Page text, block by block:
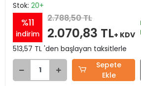
Stok: 20+
%11
indirim
2.788,50 TL
2.070,83 TL+ KDV
513,57 TL 'den başlayan taksitlerle
Sepete
Ekle